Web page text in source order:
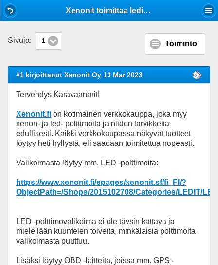
Xenonit toimittaa ledit ja xenonit edullisesti
Sivuja: 1 Toiminto
#1 kirjoittanut Xenonit Oy 13 Mar 2023
Tervehdys Karavaanarit!
Xenonit.fi on kotimainen verkkokauppa, joka myy
xenon- ja led- polttimoita ja niiden tarvikkeita
edullisesti. Kaikki verkkokaupassa näkyvät tuotteet
löytyy heti hyllystä, eli saadaan toimitettua nopeasti.
Valikoimasta löytyy mm. LED -polttimoita:
https://www.xenonit.fi/epages/xenonit.sf/fi_FI/?
ObjectPath=/Shops/2015102708/Categories/LEDIT/
LED -polttimovalikoima ei ole täysin kattava ja
mielellään kuuntelen toiveita, minkälaisia polttimoita
valikoimasta puuttuu.
Lisäksi löytyy OBD -laitteita, joissa mm. GPS -